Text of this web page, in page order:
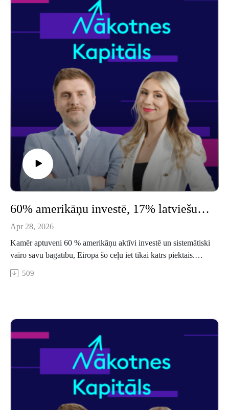
2027. gadu jau ir sākušies. Vai tas ir burbulis pirms plīšanas
vai pirmais laikmeta posms? Raidījumā "Nākotnes kapitāls"
investore Monika Diāna Cālīte par to sarunājās ar pasniedzēju
un mākslīgā intelekta ieviešanas praktiķi Edvīnu Elfertu.
60% amerikāņu investē, 17% latviešu - kāpēc Eiropa atpaliek un kā igauņi cenšas to mainīt
Apr 28, 2026
Kamēr aptuveni 60 % amerikāņu aktīvi investē un sistemātiski
vairo savu bagātību, Eiropā šo ceļu iet tikai katrs piektais.
Latvijā – vēl mazāk: tikai 17 % iedzīvotāju iegulda finanšu
tirgos. Vienlaikus vairāk nekā puse latviešu saka, ka vēlētos
Intervija notiek angļu valodā.
509